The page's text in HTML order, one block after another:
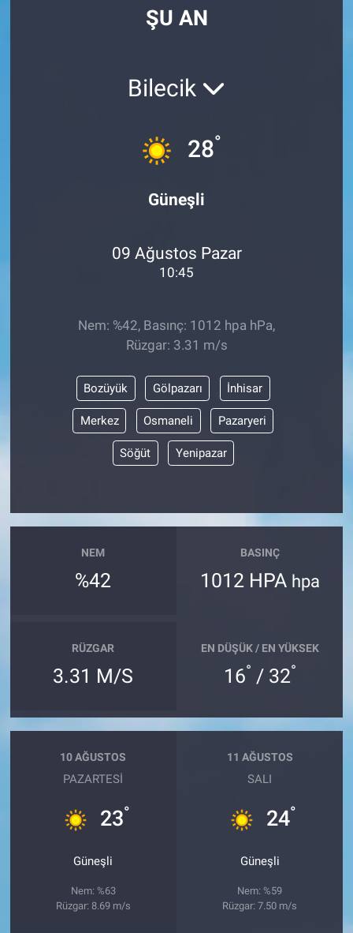
ŞU AN
Bilecik
28°
Güneşli
09 Ağustos Pazar
10:45
Nem: %42, Basınç: 1012 hpa hPa,
Rüzgar: 3.31 m/s
Bozüyük Gölpazarı İnhisar
Merkez Osmaneli Pazaryeri
Söğüt Yenipazar
NEM
%42
BASINÇ
1012 HPA hpa
RÜZGAR
3.31 M/S
EN DÜŞÜK / EN YÜKSEK
16° / 32°
10 AĞUSTOS
PAZARTESI
23°
Güneşli
Nem: %63
Rüzgar: 8.69 m/s
11 AĞUSTOS
SALI
24°
Güneşli
Nem: %59
Rüzgar: 7.50 m/s